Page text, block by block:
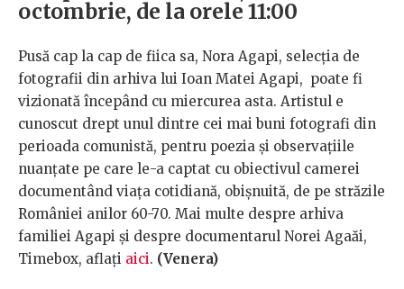
octombrie, de la orele 11:00
Pusă cap la cap de fiica sa, Nora Agapi, selecția de
fotografii din arhiva lui Ioan Matei Agapi, poate fi
vizionată începând cu miercurea asta. Artistul e
cunoscut drept unul dintre cei mai buni fotografi din
perioada comunistă, pentru poezia și observațiile
nuanțate pe care le-a captat cu obiectivul camerei
documentând viața cotidiană, obișnuită, de pe străzile
României anilor 60-70. Mai multe despre arhiva
familiei Agapi și despre documentarul Norei Agaăi,
Timebox, aflați aici. (Venera)